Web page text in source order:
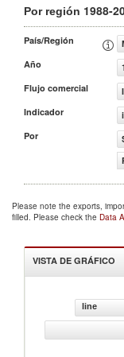
Por región 1988-
País/Región
Año
Flujo comercial
Indicador
Por
Please note the exports,
filled. Please check the Data
VISTA DE GRÁFICO
line